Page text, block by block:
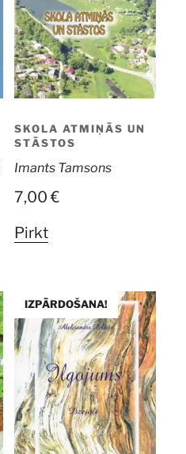
SKOLA ATMIŅĀS UN
STĀSTOS
Imants Tamsons
7,00€
Pirkt
IZPĀRDOŠANA!